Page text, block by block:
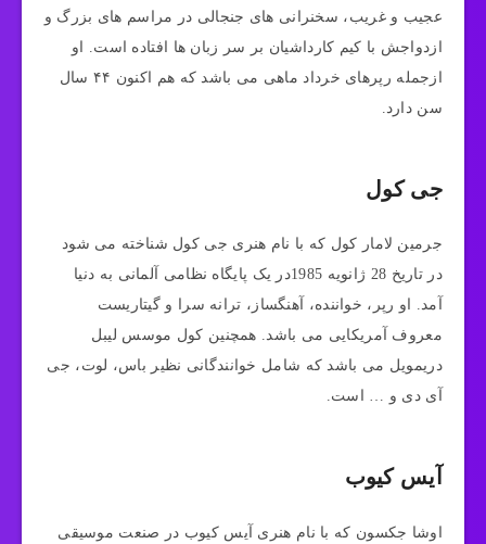
عجیب و غریب، سخنرانی‌ های جنجالی در مراسم‌ های بزرگ و
ازدواجش با کیم کارداشیان بر سر زبان ها افتاده است. او
ازجمله رپرهای خرداد ماهی می باشد که هم اکنون ۴۴ سال
سن دارد.
جی کول
جرمین لامار کول که با نام هنری جی کول شناخته می شود
در تاریخ 28 ژانویه 1985در یک پایگاه نظامی آلمانی به دنیا
آمد. او رپر، خواننده، آهنگساز، ترانه سرا و گیتاریست
معروف آمریکایی می باشد. همچنین کول موسس لیبل
دریمویل می باشد که شامل خوانندگانی نظیر باس، لوت، جی
آی دی و … است.
آیس کیوب
اوشا جکسون که با نام هنری آیس کیوب در صنعت موسیقی